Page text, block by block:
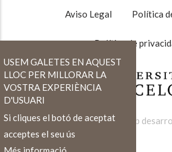
Aviso Legal Política
Política de
Web
USEM GALETES EN AQUEST
LLOC PER MILLORAR LA
VOSTRA EXPERIÈNCIA
D'USUARI
Si cliques el botó de aceptat
acceptes el seu ús